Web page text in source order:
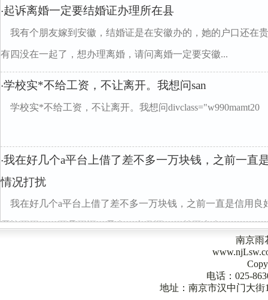
·起诉离婚一定要结婚证办理所在县
我有个朋友嫁到安徽，结婚证是在安徽办的，她的户口还在
有四没在一起了，想办理离婚，请问离婚一定要安徽...
·学校实*不给工资，不让离开。我想问san
学校实*不给工资，不让离开。我想问divclass="w990mamt20
·我在好几个a平台上借了差不多一万块钱，之前一直
情况打扰
我在好几个a平台上借了差不多一万块钱，之前一直是信用
周旋不开了，不是不还，最多三个月还，目前平台会...
南京雨
电话：025-
地址：南京市汉中门大